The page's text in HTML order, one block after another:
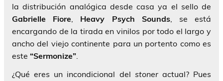
la distribución analógica desde casa ya el sello de
Gabrielle Fiore, Heavy Psych Sounds, se está
encargando de la tirada en vinilos por todo el largo y
ancho del viejo continente para un portento como es
este “Sermonize”.
¿Qué eres un incondicional del stoneractual? Pues